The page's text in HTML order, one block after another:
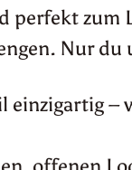
perfekt zum
Nur du
einzigartig –